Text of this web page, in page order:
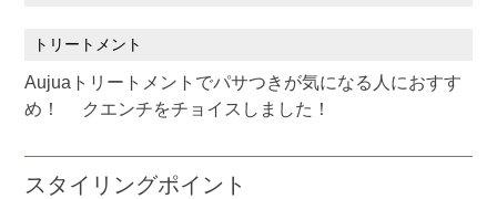
トリートメント
Aujuaトリートメントでパサつきが気になる人におすす
め！ クエンチをチョイスしました！
スタイリングポイント